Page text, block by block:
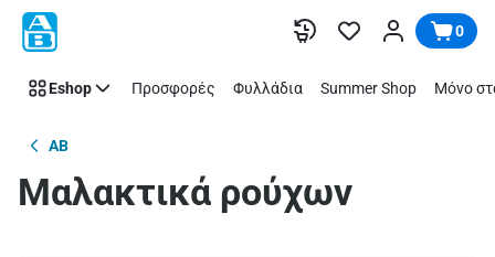
Παράλειψη 0
Eshop Προσφορές Φυλλάδια Summer Shop Μόνο
AB
Μαλακτικά ρούχων